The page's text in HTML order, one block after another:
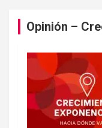
Opinión –